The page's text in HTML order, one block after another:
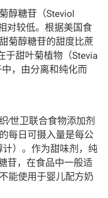
醇糖苷（Steviol
对较低。根据美国食
菊醇糖苷的甜度比蔗
于甜叶菊植物（Stevia
，由分离和纯化而
∕世卫联合食物添加剂
每日可摄入量是每公
）。作为甜味剂，纯
苷，在食品中一般适
能使用于婴儿配方奶